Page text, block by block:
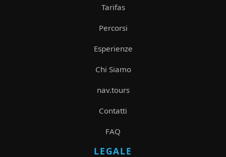
Tarifas
Percorsi
Esperienze
Chi Siamo
nav.tours
Contatti
FAQ
LEGALE